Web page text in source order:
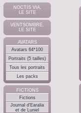
NOCTIS VIA,
LE SITE
VENTSOMBRE,
LE SITE
AVATARS
Avatars 64*100
Portraits (5 tailles)
Tous les portraits
Les packs
FICTIONS
Fictions
Journal d'Earalia
et de Luniel